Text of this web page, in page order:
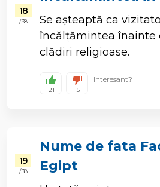
18
/ 38
Se așteaptă ca
încălțămintea înainte
clădiri religioase.
21 5
Interesant?
19
/ 38
Nume de fata
Egipt